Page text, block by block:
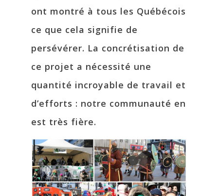
ont montré à tous les Québécois
ce que cela signifie de
persévérer. La concrétisation de
ce projet a nécessité une
quantité incroyable de travail et
d’efforts : notre communauté en
est très fière.